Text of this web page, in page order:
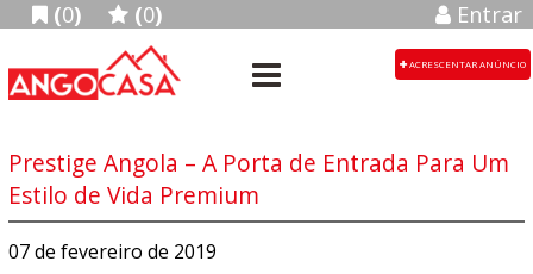
(0) (0) Entrar
ACRESCENTAR ANÚNCIO
Prestige Angola – A Porta de Entrada Para Um
Estilo de Vida Premium
07 de fevereiro de 2019